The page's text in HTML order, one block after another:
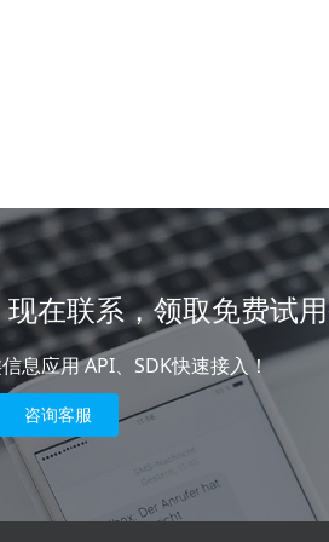
在联系，领取免费试
息应用 API、SDK快速接入！
咨询客服